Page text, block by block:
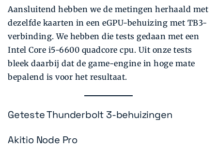
Aansluitend hebben we de metingen herhaald met
dezelfde kaarten in een eGPU-behuizing met TB3-
verbinding. We hebben die tests gedaan met een
Intel Core i5-6600 quadcore cpu. Uit onze tests
bleek daarbij dat de game-engine in hoge mate
bepalend is voor het resultaat.
Geteste Thunderbolt 3-behuizingen
Akitio Node Pro